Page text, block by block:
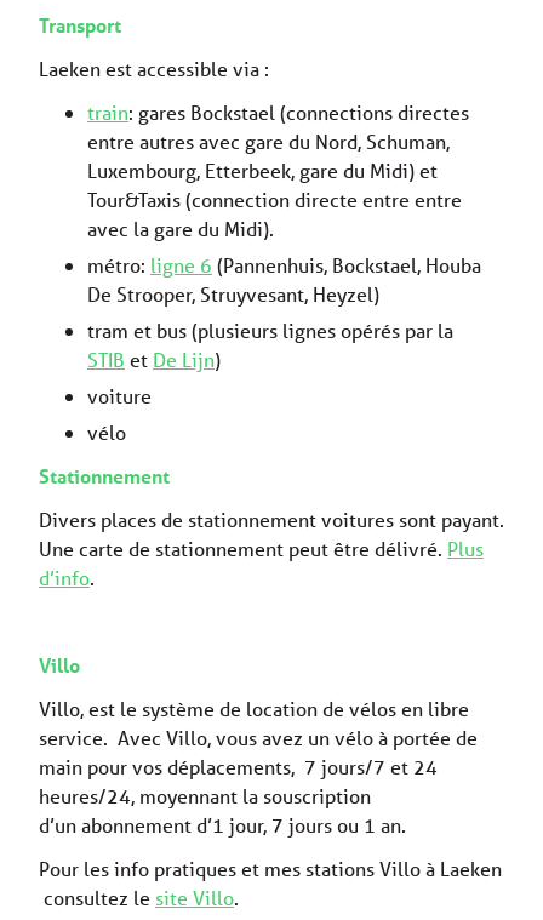
Transport
Laeken est accessible via :
train: gares Bockstael (connections directes
entre autres avec gare du Nord, Schuman,
Luxembourg, Etterbeek, gare du Midi) et
Tour&Taxis (connection directe entre entre
avec la gare du Midi).
métro: ligne 6 (Pannenhuis, Bockstael, Houba
De Strooper, Struyvesant, Heyzel)
tram et bus (plusieurs lignes opérés par la
STIB et De Lijn)
voiture
vélo
Stationnement
Divers places de stationnement voitures sont payant.
Une carte de stationnement peut être délivré. Plus
d’info.
Villo
Villo, est le système de location de vélos en libre
service. Avec Villo, vous avez un vélo à portée de
main pour vos déplacements, 7 jours/7 et 24
heures/24, moyennant la souscription
d’un abonnement d’1 jour, 7 jours ou 1 an.
Pour les info pratiques et mes stations Villo à Laeken
consultez le site Villo.